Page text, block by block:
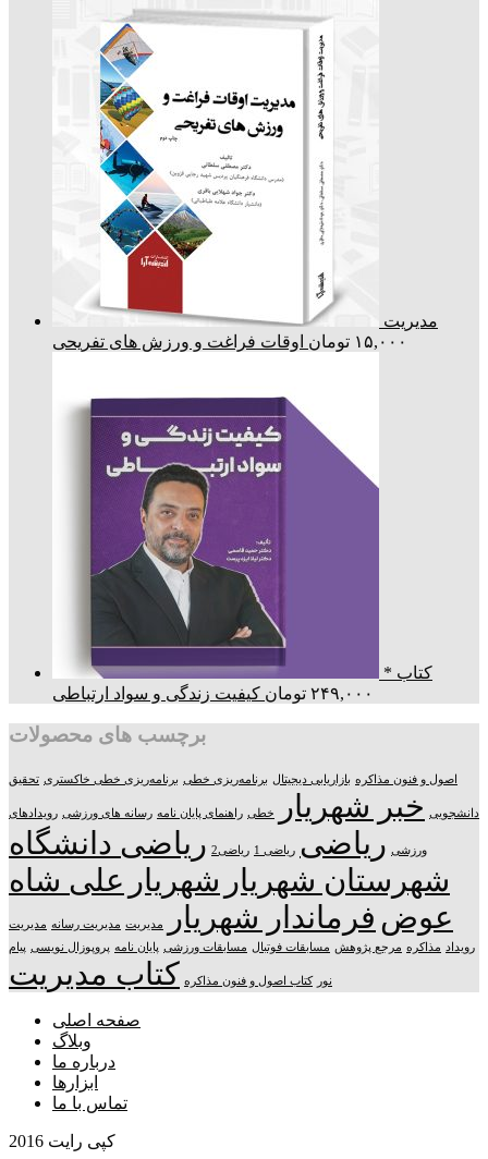
مدیریت
اوقات فراغت و ورزش های تفریحی
۱۵,۰۰۰ تومان
* کتاب
کیفیت زندگی و سواد ارتباطی
۲۴۹,۰۰۰ تومان
برچسب های محصولات
اصول و فنون مذاکره بازاریابی دیجیتال برنامه‌ریزی خطی برنامه‌ریزی خطی خاکستری تحقیق
دانشجویی خبر شهریار خطی راهنمای پایان نامه رسانه های ورزشی رویدادهای
ورزشی ریاضی ریاضی 1 ریاضی2
ریاضی دانشگاه
شهرستان شهریار شهریار علی شاه
عوض فرماندار شهریار مدیریت مدیریت رسانه مدیریت
رویداد
مذاکره مرجع پژوهش مسابقات فوتبال مسابقات ورزشی پایان نامه پروپوزال نویسی پیام
نور کتاب اصول و فنون مذاکره کتاب مدیریت
صفحه اصلی
وبلاگ
درباره ما
ابزارها
تماس با ما
کپی رایت 2016